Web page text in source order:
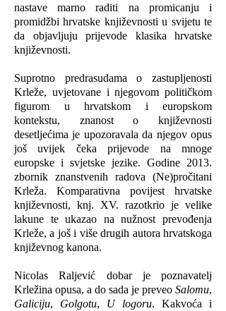
nastave marno raditi na promicanju i
promidžbi hrvatske književnosti u svijetu te
da objavljuju prijevode klasika hrvatske
književnosti.
Suprotno predrasudama o zastupljenosti
Krleže, uvjetovane i njegovom političkom
figurom u hrvatskom i europskom
kontekstu, znanost o književnosti
desetljećima je upozoravala da njegov opus
još uvijek čeka prijevode na mnoge
europske i svjetske jezike. Godine 2013.
zbornik znanstvenih radova (Ne)pročitani
Krleža. Komparativna povijest hrvatske
književnosti, knj. XV. razotkrio je velike
lakune te ukazao na nužnost prevođenja
Krleže, a još i više drugih autora hrvatskoga
književnog kanona.
Nicolas Raljević dobar je poznavatelj
Krležina opusa, a do sada je preveo Salomu,
Galiciju, Golgotu, U logoru. Kakvoća i